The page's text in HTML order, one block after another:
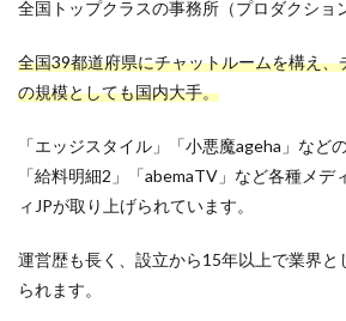
全国トップクラスの事務所（プロダクショ
全国39都道府県にチャットルームを構え、
の規模としても国内大手。
「エッジスタイル」「小悪魔ageha」など
「給料明細2」「abemaTV」など各種メデ
ィJPが取り上げられています。
運営歴も長く、設立から15年以上で業界と
られます。